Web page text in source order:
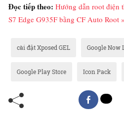
Đọc tiếp theo: Hướng dẫn root điện
S7 Edge G935F bằng CF Auto Root »
cài đặt Xposed GEL Google Now
Google Play Store Icon Pack